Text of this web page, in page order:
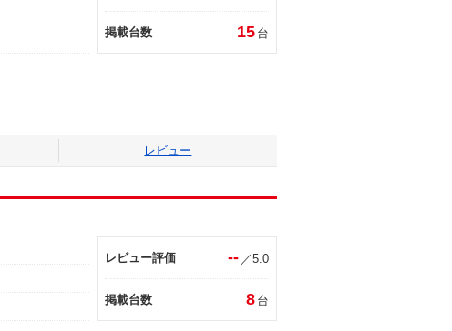
掲載台数 15 台
レビュー
レビュー評価 -- ／5.0
掲載台数 8 台